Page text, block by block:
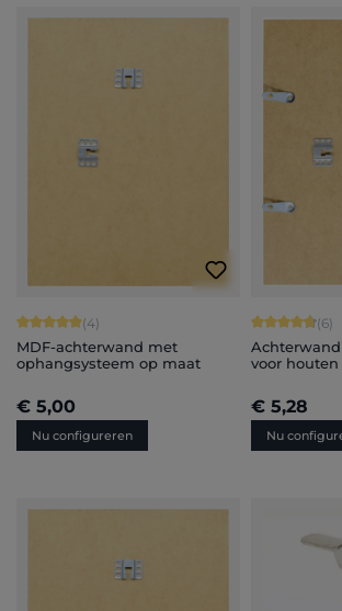
Gemiddelde waardering van 5 van 5 sterren
(4)
MDF-achterwand met
ophangsysteem op maat
€ 5,00
Nu configureren
Gemiddelde
(6)
voor
€ 5,28
Nu